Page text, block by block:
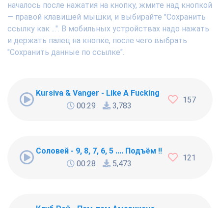
началось после нажатия на кнопку, жмите над кнопкой
— правой клавишей мышки, и выбирайте "Сохранить
ссылку как ...". В мобильных устройствах надо нажать
и держать палец на кнопке, после чего выбрать
"Сохранить данные по ссылке".
Kursiva & Vanger - Like A Fucking Newbie
00:29
3,783
157
Соловей - 9, 8, 7, 6, 5 .... Подъём !!!
00:28
5,473
121